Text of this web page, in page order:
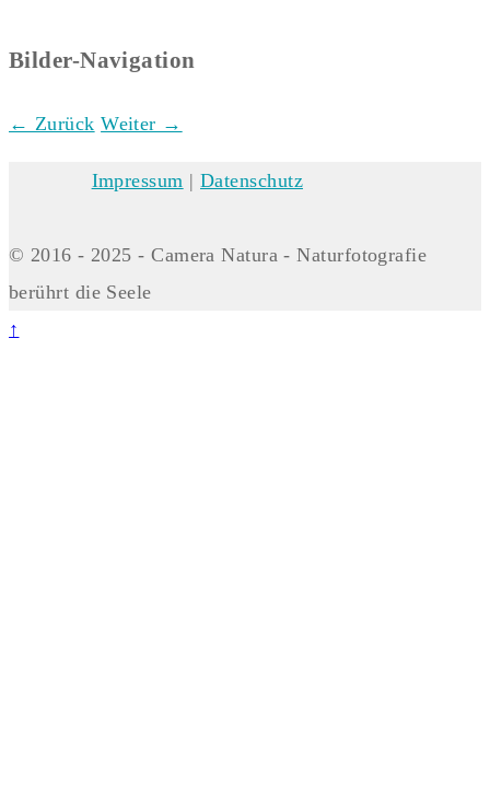
Bilder-Navigation
← Zurück Weiter →
Impressum |Datenschutz
© 2016 - 2025 - Camera Natura - Naturfotografie
berührt die Seele
↑